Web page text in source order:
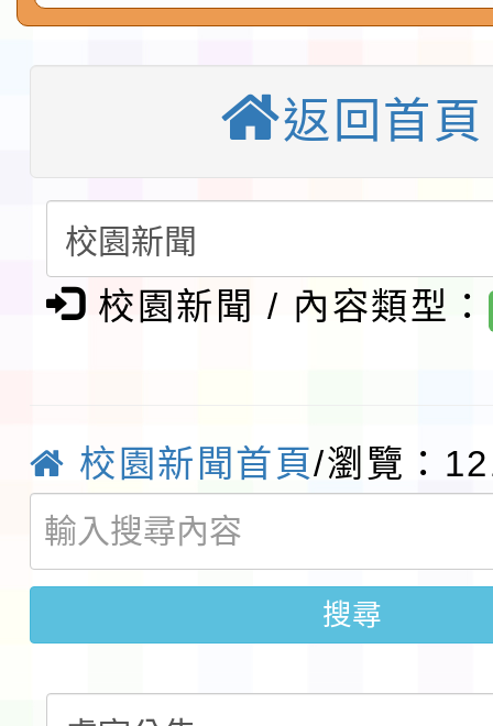
告(不再辦理後續甄選)
賽實施要點」1份
程安排一案
「桃園市補助參觀特色
展演活動實施計畫」
請一案
教育部校安中心白海豚
報
淨零綠領人才培育課程
檢送桃園市115學年度
程
函轉國家通訊傳播委員
鎮韌性（防空）演習－
速演練執行計畫」
「115年金融知識線上
法」
本校115學年度第1學
第3次招考代課鐘點教
告(不再辦理後續甄選)
檢送「桃園市115學年
賽實施要點」1份
本市「115學年度學生
返回首頁
校園新聞 / 內容類型：
校園新聞首頁/瀏覽：
搜尋